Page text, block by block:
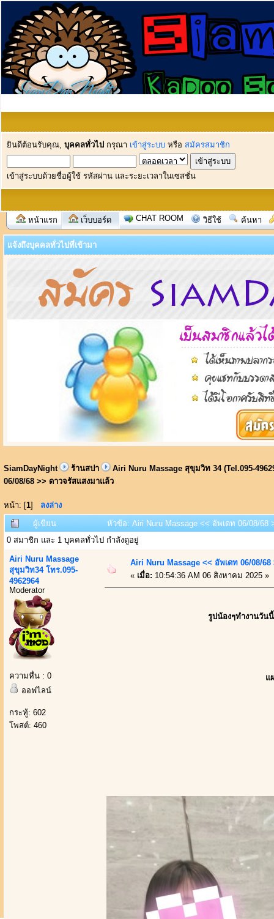
ยินดีต้อนรับคุณ, บุคคลทั่วไป กรุณา เข้าสู่ระบบ หรือ สมัครสมาชิก
เข้าสู่ระบบด้วยชื่อผู้ใช้ รหัสผ่าน และระยะเวลาในเซสชั่น
หน้าแรก เว็บบอร์ด CHAT ROOM วิธีใช้ ค้นหา
แจ้งถึงบุคคลทั่วไปที่เข้ามา
SiamDayNight ร้านสปา
Airi Nuru Massage สุขุมวิท 34 (Tel.095-
06/08/68 >> ดาวจรัสแสงมาแล้ว
หน้า: [1] ลงล่าง
ผู้เขียน
หัวข้อ: Airi Nuru Massage << อัพเดท 06/08/
0 สมาชิก และ 1 บุคคลทั่วไป กำลังดูอยู่
Airi Nuru Massage
สุขุมวิท34 โทร.095-
4962964
Moderator
ความหื่น : 0
ออฟไลน์
กระทู้: 602
โพสต์: 460
Airi Nuru Massage << อัพเดท 06/08/
« เมื่อ: 10:54:36 AM 06 สิงหาคม 2025 »
รูปน้องๆทำงานวัน
แ